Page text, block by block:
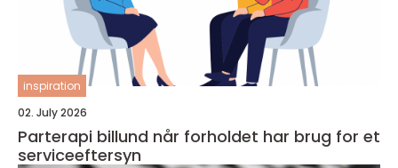
inspiration
02. July 2026
Parterapi billund når forholdet har brug for et
serviceeftersyn